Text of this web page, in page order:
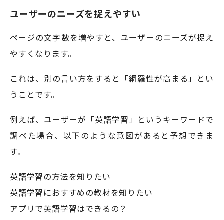
ユーザーのニーズを捉えやすい
ページの文字数を増やすと、ユーザーのニーズが捉え
やすくなります。
これは、別の言い方をすると「網羅性が高まる」とい
うことです。
例えば、ユーザーが「英語学習」というキーワードで
調べた場合、以下のような意図があると予想できま
す。
英語学習の方法を知りたい
英語学習におすすめの教材を知りたい
アプリで英語学習はできるの？